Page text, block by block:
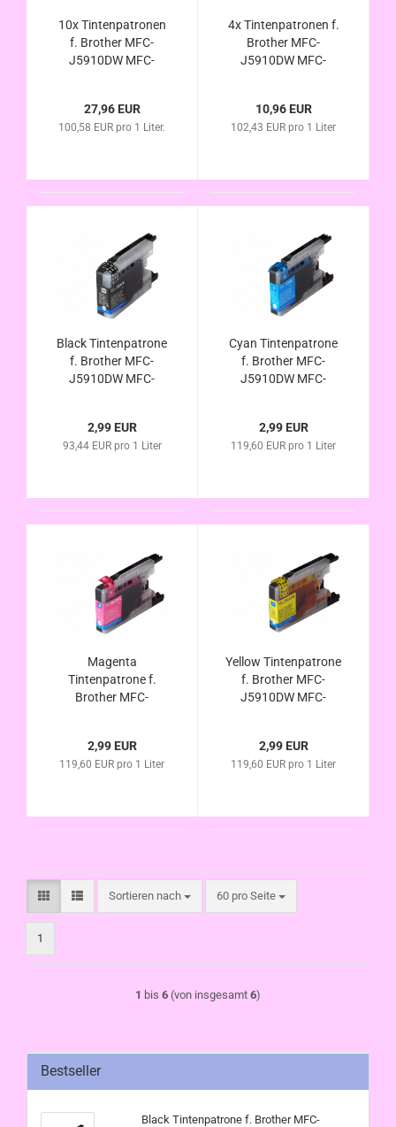
10x Tintenpatronen
f. Brother MFC-
J5910DW MFC-
J6910DW
Kompatibel
27,96 EUR
100,58 EUR pro 1 Liter.
4x Tintenpatronen f.
Brother MFC-
J5910DW MFC-
J6910DW
Kompatibel
10,96 EUR
102,43 EUR pro 1 Liter
Black Tintenpatrone
f. Brother MFC-
J5910DW MFC-
J6910DW
Kompatibel
2,99 EUR
93,44 EUR pro 1 Liter
Cyan Tintenpatrone
f. Brother MFC-
J5910DW MFC-
J6910DW
Kompatibel
2,99 EUR
119,60 EUR pro 1 Liter
Magenta
Tintenpatrone f.
Brother MFC-
J6710DW MFC-
J6910DW
2,99 EUR
119,60 EUR pro 1 Liter
Yellow Tintenpatrone
f. Brother MFC-
J5910DW MFC-
J6910DW
Kompatibel
2,99 EUR
119,60 EUR pro 1 Liter
Sortieren nach
Sortieren nach 60 pro Seite
pro Seite
1
1 bis 6 (von insgesamt 6)
Bestseller
Black Tintenpatrone f. Brother MFC-